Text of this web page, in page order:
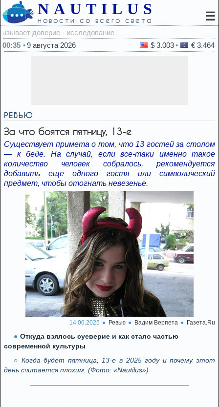
NAUTILUS
новости со всего света ☰
00:35
9 августа 2026 $ 3.003 € 3.464
РЕВЬЮ
За что боятся пятницу, 13-е
Существует примета о том, что 13 гостей за столом
— к беде. На случай, если все-таки именно такое
количество человек собралось, рекомендуется
добавить еще одного гостя или символический
предмет, чтобы отогнать невезенье.
14.06.2025 Ревью Вадим Верпета Газета.Ru
Откуда взялось суеверие и как стало частью
современной культуры
Когда будет пятница, 13-е в 2025 году и почему этот
день считается плохим. (Фото: «Nautilus»)